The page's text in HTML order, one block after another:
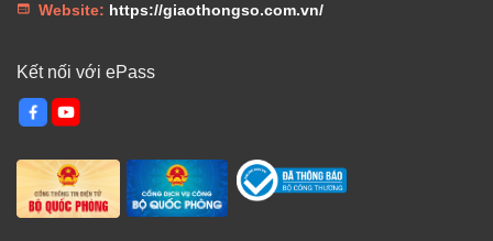
Website: https://giaothongso.com.vn/
Kết nối với ePass